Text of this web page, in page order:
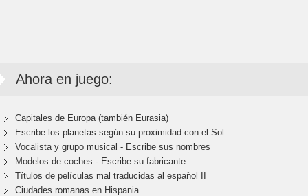
Ahora en juego:
Capitales de Europa (también Eurasia)
Escribe los planetas según su proximidad con el Sol
Vocalista y grupo musical - Escribe sus nombres
Modelos de coches - Escribe su fabricante
Títulos de películas mal traducidas al español II
Ciudades romanas en Hispania